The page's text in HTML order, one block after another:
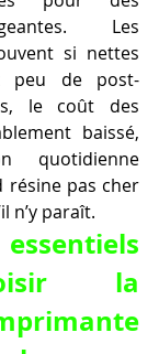
Les
si nettes
peu de post-
le coût des
baissé,
quotidienne
résine pas cher
n’y paraît.
la